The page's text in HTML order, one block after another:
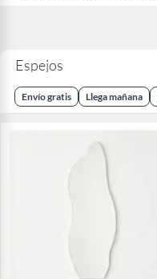
Espejos
Envío gratis Llega mañana